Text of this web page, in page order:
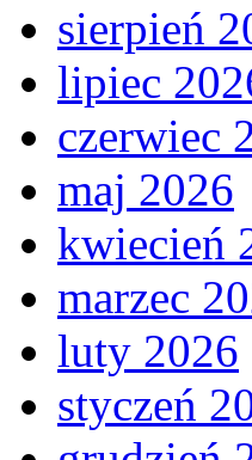
sierpień
lipiec
czerwiec
maj 2026
kwiecień
marzec
luty 2026
styczeń